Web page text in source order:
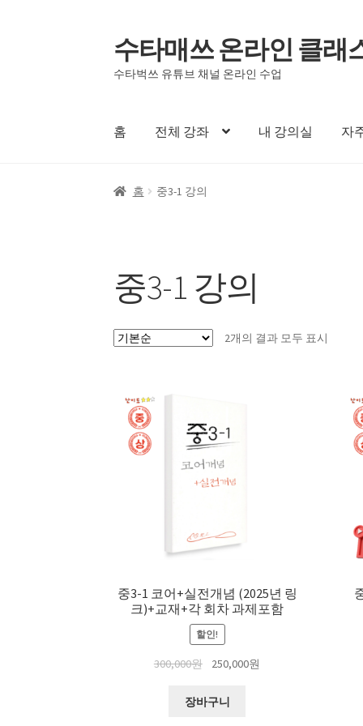
탐
색
으
건
너
기
컨
텐
츠
건
너
기
수타매쓰 온라인 클래
수타벅쓰 유튜브 채널 온라인 수업
홈 전체 강좌 내 강의실 자
홈 중3-1 강의
중3-1 강의
2개의 결과 모두 표시
중3-1 코어+실전개념 (2025년 링
크)+교재+각 회차 과제포함
할인!
300,000원
원
가
250,000원
장바구니